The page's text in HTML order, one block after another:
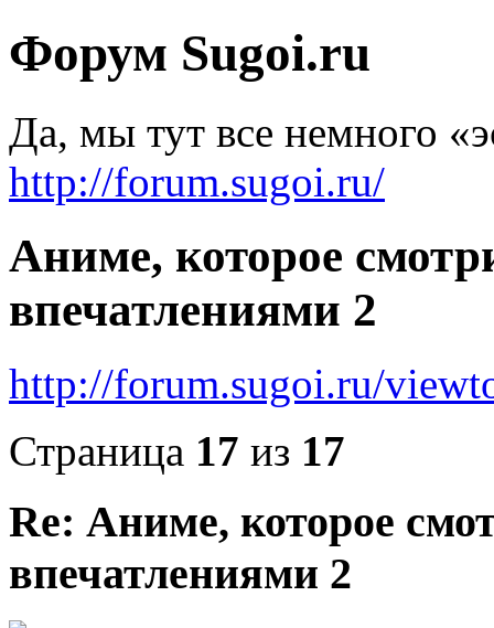
Форум Sugoi.ru
Да, мы тут все немного
http://forum.sugoi.ru/
Аниме, которое
впечатлениями 2
http://forum.sugoi.ru/
Страница 17 из 17
Re: Аниме, которое
впечатлениями 2